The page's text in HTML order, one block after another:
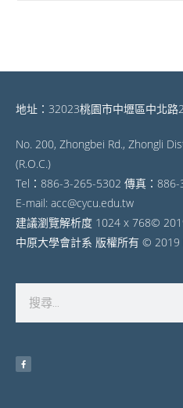
地址：32023桃園市中壢區中北路
No. 200, Zhongbei Rd., Zhongli
(R.O.C.)
Tel：886-3-265-5302 傳真：
E-mail: acc@cycu.edu.tw
建議瀏覽解析度 1024 x 768©
中原大學會計系 版權所有 © 2019